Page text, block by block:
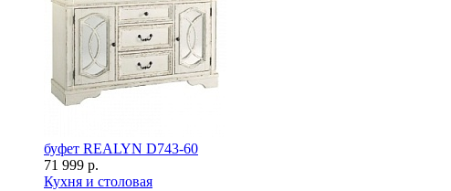
буфет REALYN D743-60
71 999 р.
Кухня и столовая